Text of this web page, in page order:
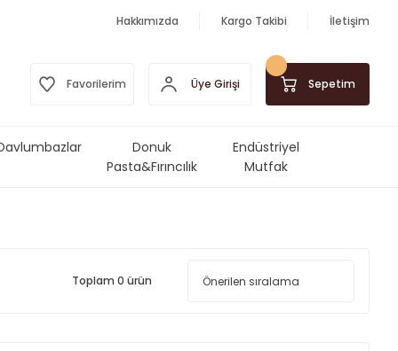
Hakkımızda Kargo Takibi İletişim
Favorilerim Üye Girişi Sepetim
Donuk
Pasta&Fırıncılık
Endüstriyel
Mutfak
Toplam 0 ürün